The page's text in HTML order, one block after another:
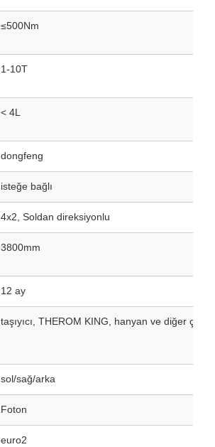
≤500Nm
1-10T
< 4L
dongfeng
isteğe bağlı
4x2, Soldan direksiyonlu
3800mm
12 ay
taşıyıcı, THEROM KING, hanyan ve diğer çin
sol/sağ/arka
Foton
euro2